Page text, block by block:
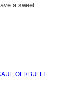
a sweet
, OLD BULLI